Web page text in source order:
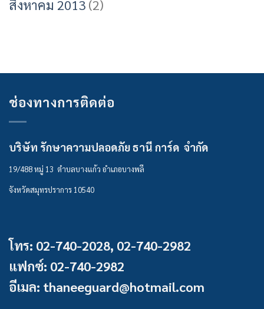
สิงหาคม 2013 (2)
ช่องทางการติดต่อ
บริษัท รักษาความปลอดภัย ธานี การ์ด จำกัด
19/488 หมู่ 13 ตำบลบางแก้ว อำเภอบางพลี
จังหวัดสมุทรปราการ 10540
โทร: 02-740-2028, 02-740-2982
แฟกซ์: 02-740-2982
อีเมล: thaneeguard@hotmail.com